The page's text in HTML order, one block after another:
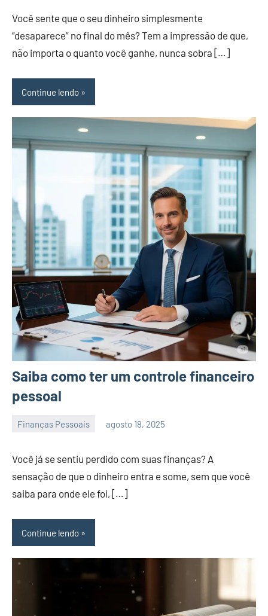
Você sente que o seu dinheiro simplesmente
“desaparece” no final do mês? Tem a impressão de que,
não importa o quanto você ganhe, nunca sobra […]
Continue lendo
Saiba como ter um controle financeiro
pessoal
Finanças Pessoais agosto 18, 2025
Você já se sentiu perdido com suas finanças? A
sensação de que o dinheiro entra e some, sem que você
saiba para onde ele foi, […]
Continue lendo